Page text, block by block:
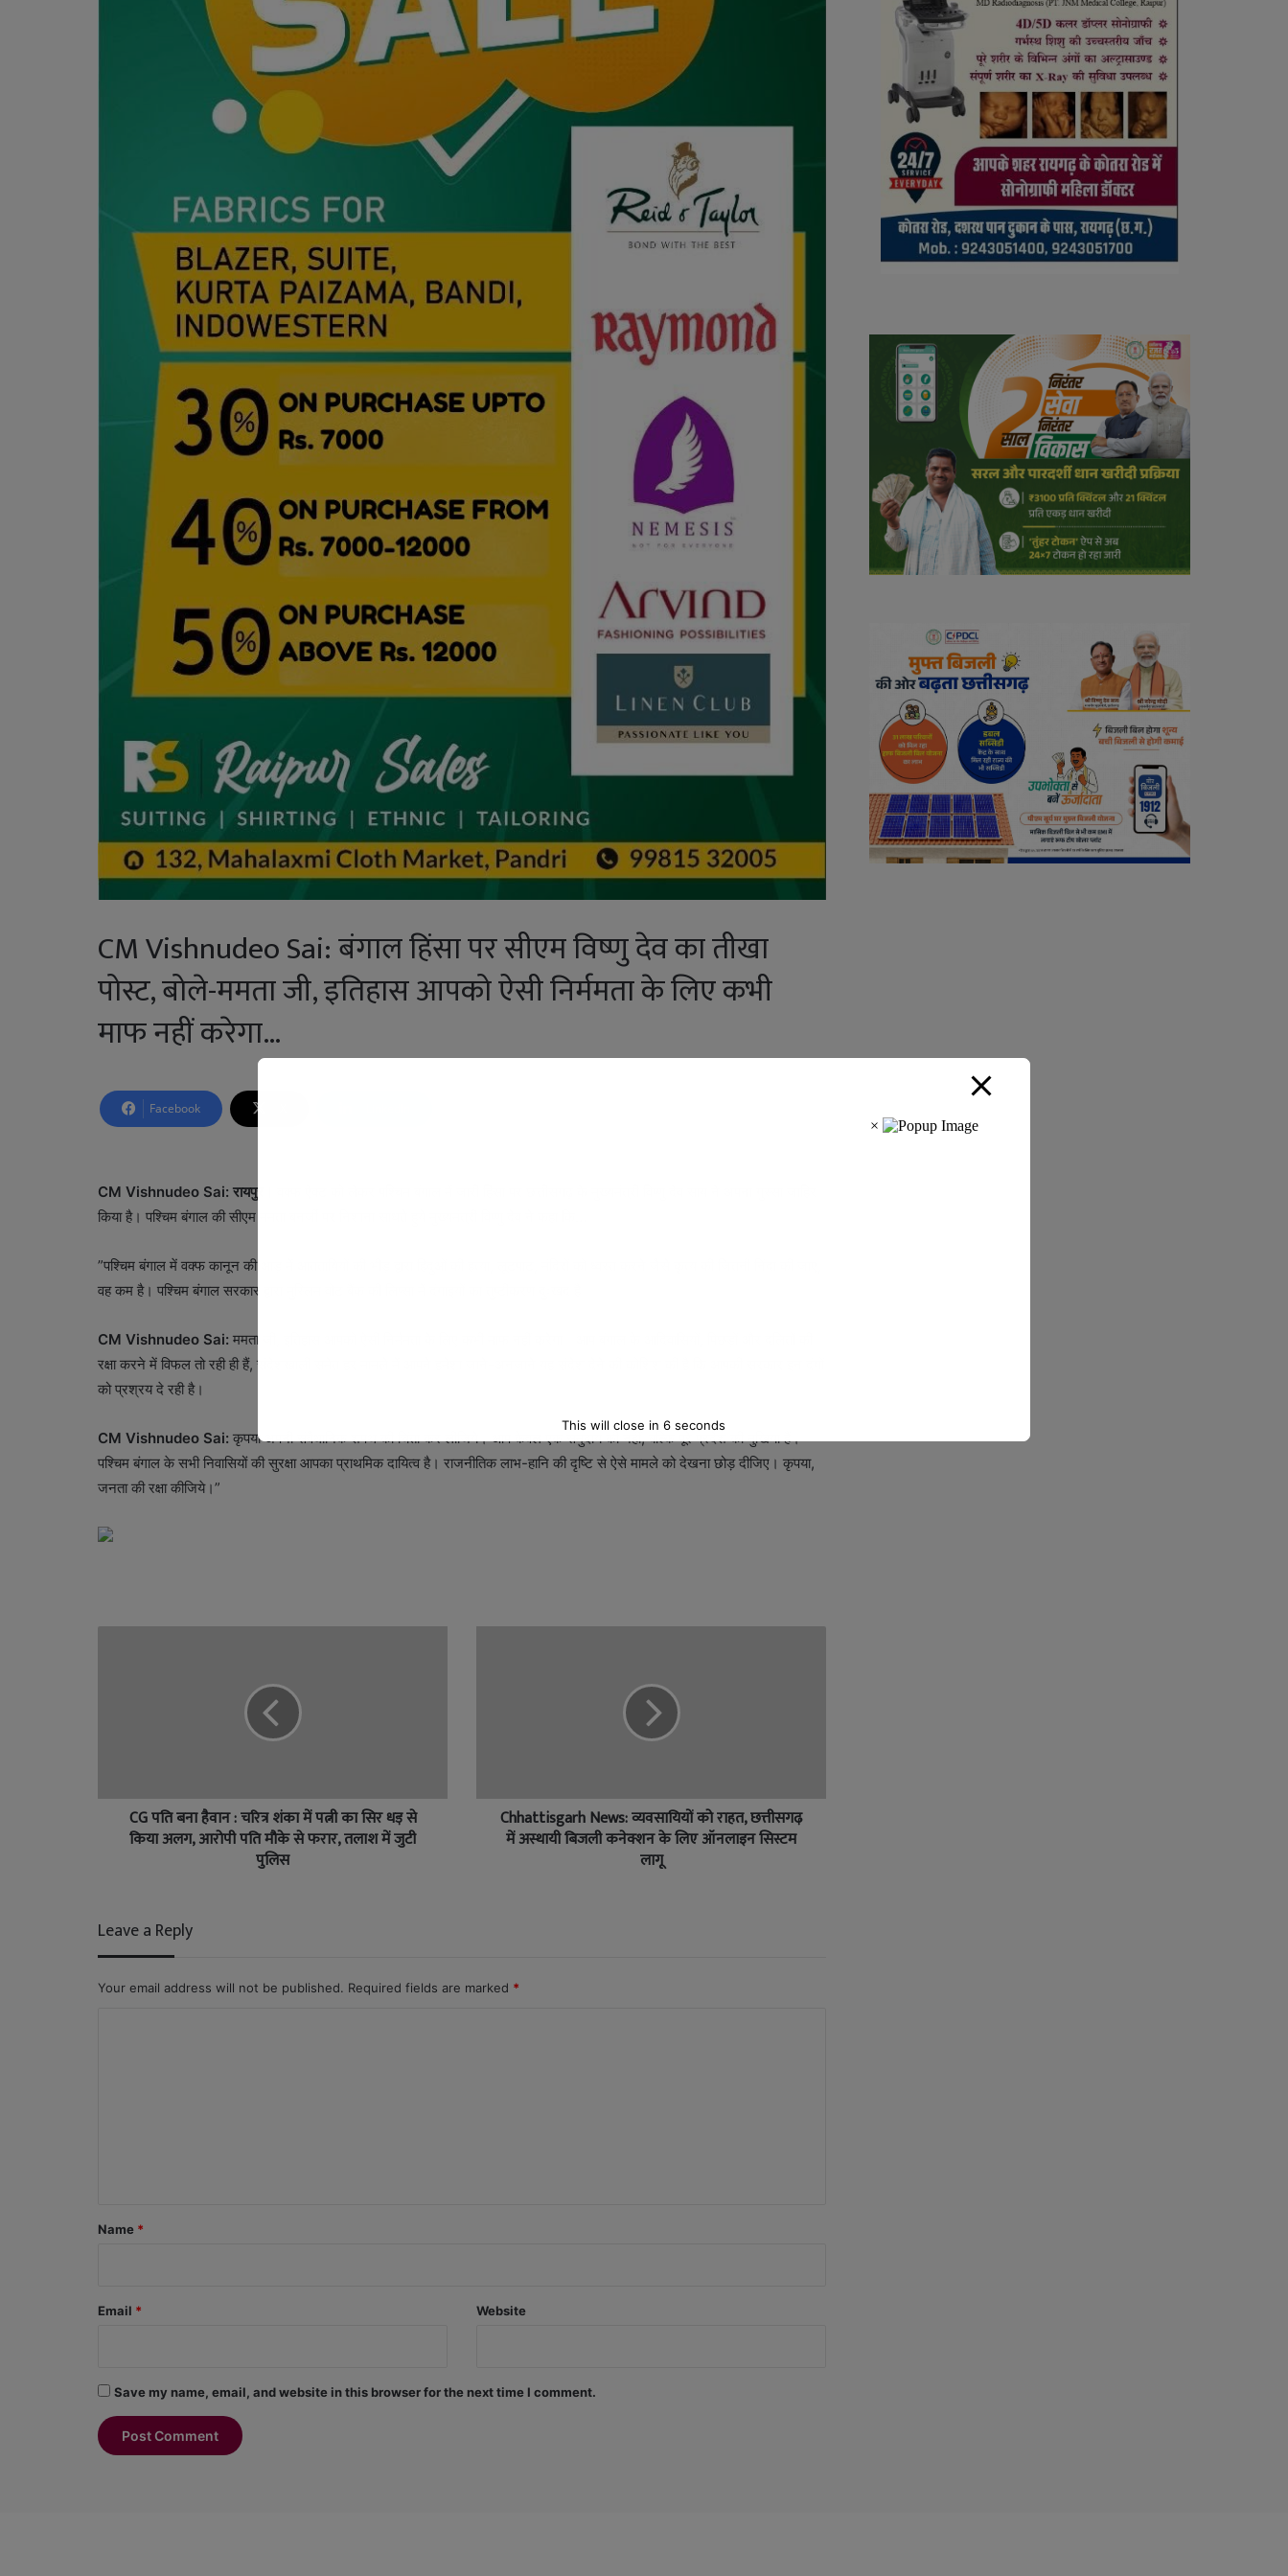
CM Vishnudeo Sai: बंगाल हिंसा पर सीएम विष्णु देव का तीखा
पोस्ट, बोले-ममता जी, इतिहास आपको ऐसी निर्ममता के लिए कभी
माफ नहीं करेगा…
Facebook
CM Vishnudeo Sai: रायपुर।
किया है। पश्चिम बंगाल की सीएम ममता बनर्जी पर निशाना साधते हुये मुख्यमंत्री विष्णु देव ने कहा कि…
”पश्चिम बंगाल में वक्फ कानून की आड़ में आततायियों की भीड़ द्वारा हिंदुओं की हत्या, लूटपाट, मंदिरों को ध्वस्त करने जैसे कृत्य की जितनी निंदा की जाए,
वह कम है। पश्चिम बंगाल सरकार द्वारा मुस्लिम वोट बैंक की लिप्सा में दंगाइयों का तुष्टीकरण दुःखद है।
CM Vishnudeo Sai: ममता जी, इतिहास आपको ऐसी निर्ममता के लिए कभी माफ नहीं करेगा। आप बंगाल के आदिवासियों, पिछड़ों और दलितों की
रक्षा करने में विफल तो रही ही हैं, संदेशखाली समेत हर मामले में आपने हमेशा जाने-अनजाने यह संदेश देने की कोशिश की है कि आपकी सरकार इन दंगों
को प्रश्रय दे रही है।
CM Vishnudeo Sai: कृपया अपनी संवैधानिक शपथ की चिंता कर लीजिये। आप केवल एक समुदाय की नहीं, बल्कि पूरे प्रदेश की मुखिया हैं।
पश्चिम बंगाल के सभी निवासियों की सुरक्षा आपका प्राथमिक दायित्व है। राजनीतिक लाभ-हानि की दृष्टि से ऐसे मामले को देखना छोड़ दीजिए। कृपया,
जनता की रक्षा कीजिये।”
CG पति बना हैवान : चरित्र शंका में पत्नी का सिर धड़ से
किया अलग, आरोपी पति मौके से फरार, तलाश में जुटी
पुलिस
Chhattisgarh News: व्यवसायियों को राहत, छत्तीसगढ़
में अस्थायी बिजली कनेक्शन के लिए ऑनलाइन सिस्टम
लागू
Leave a Reply
Your email address will not be published. Required fields are marked *
*
Name *
Email * Website
Save my name, email, and website in this browser for the next time I comment.
This will close in5 seconds